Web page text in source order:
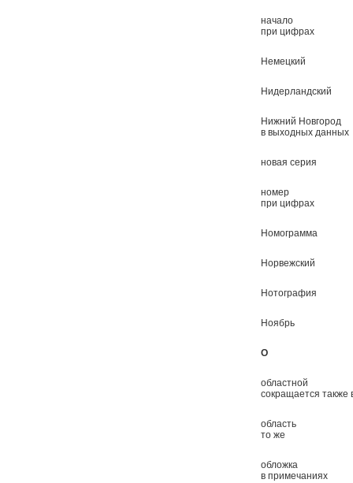
начало
при цифрах
Немецкий
Нидерландский
Нижний Новгород
в выходных данных
новая серия
номер
при цифрах
Номограмма
Норвежский
Нотография
Ноябрь
О
областной
сокращается также
область
то же
обложка
в примечаниях